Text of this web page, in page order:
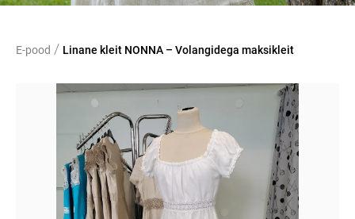
E-pood / Linane kleit NONNA – Volangidega maksikleit